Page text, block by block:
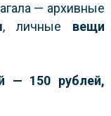
— архивные
, личные вещи
— 150 рублей,